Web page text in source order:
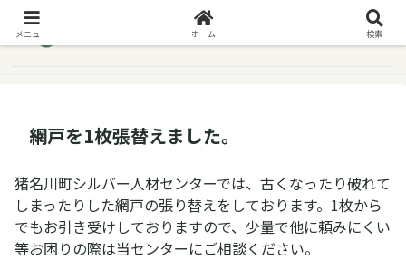
網戸を1枚張替えました。
猪名川町シルバー人材センターでは、古くなったり破れて
しまったりした網戸の張り替えをしております。1枚から
でもお引き受けしておりますので、少量で他に頼みにくい
等お困りの際は当センターにご相談ください。
メニュー ホーム 検索